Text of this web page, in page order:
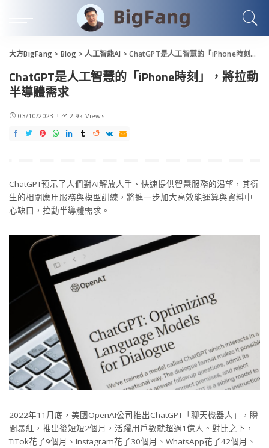
大方BigFang > Blog >人工智能AI >ChatGPT是人工智慧的「iPhone時刻」，將拉動半導體需求
ChatGPT是人工智慧的「iPhone時刻」，將拉動
半導體需求
03/10/2023 2.9k Views
ChatGPT預示了人們對AI解放人手、快速提供智慧服務的渴望，其衍
生的相關應用服務與模型訓練，將進一步加大高效能運算與資料中
心缺口，拉動半導體需求。
2022年11月底，美國OpenAI公司推出ChatGPT「聊天機器人」，瞬
間暴紅，推出後短短2個月，活躍用戶數就超過1億人。對比之下，
TiTok花了9個月、Instagram花了30個月、WhatsApp花了42個月、